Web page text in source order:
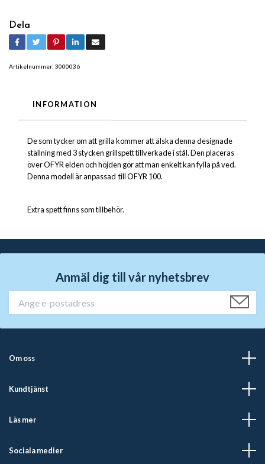
Dela
Artikelnummer: 3000036
INFORMATION
De som tycker om att grilla kommer att älska denna designade
ställning med 3 stycken grillspett tillverkade i stål. Den placeras
över OFYR elden och höjden gör att man enkelt kan fylla på ved.
Denna modell är anpassad till OFYR 100.
Extra spett finns som tillbehör.
Anmäl dig till vår nyhetsbrev
Om oss
Kundtjänst
Läs mer
Sociala medier